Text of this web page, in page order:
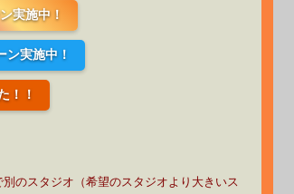
実施中！
実施中！
！！
のスタジオ（希望のスタジオより大きいス